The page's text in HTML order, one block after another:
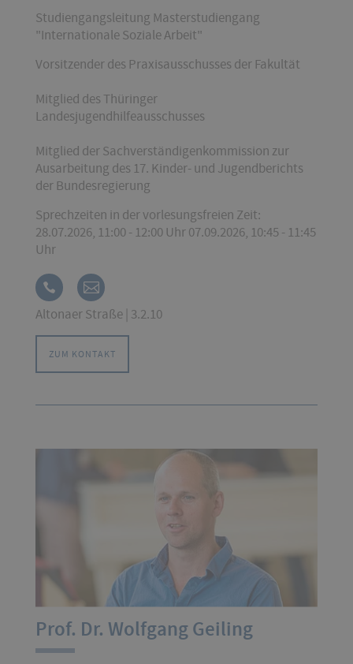
Studiengangsleitung Masterstudiengang
"Internationale Soziale Arbeit"
Vorsitzender des Praxisausschusses der Fakultät
Mitglied des Thüringer
Landesjugendhilfeausschusses
Mitglied der Sachverständigenkommission zur
Ausarbeitung des 17. Kinder- und Jugendberichts
der Bundesregierung
Sprechzeiten in der vorlesungsfreien Zeit:
28.07.2026, 11:00 - 12:00 Uhr 07.09.2026, 10:45 - 11:45
Uhr
Altonaer Straße | 3.2.10
ZUM KONTAKT
Prof. Dr. Wolfgang Geiling